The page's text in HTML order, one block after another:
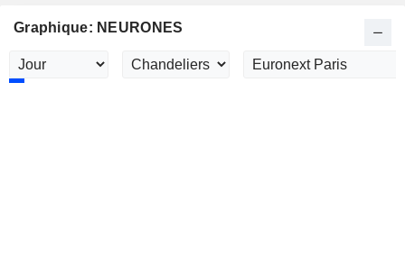
Graphique: NEURONES